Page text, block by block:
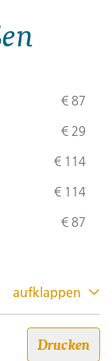
€ 87
€ 29
€ 114
€ 114
€ 87
aufklappen
Rica
Drucken